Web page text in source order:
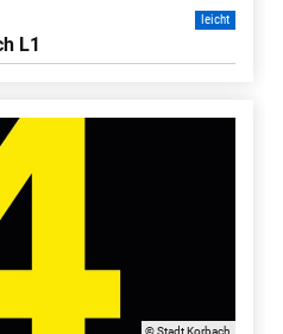
leicht
L1
© Stadt Korbach